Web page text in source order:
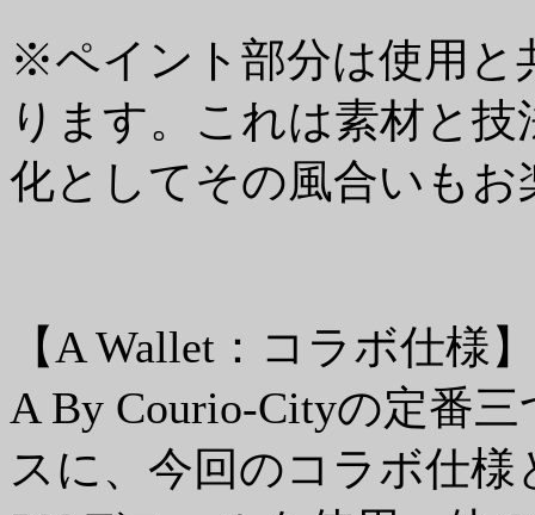
※ペイント部分は使用と
ります。これは素材と
化としてその風合いも
【A Wallet：コラボ仕様】
A By Courio-Cityの定番
スに、今回のコラボ仕様